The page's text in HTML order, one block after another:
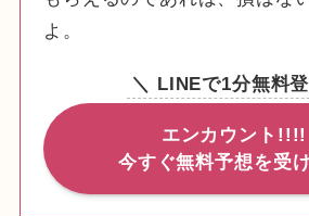
よ。
＼ LINEで1分無料
エンカウント!!!!
今すぐ無料予想を受